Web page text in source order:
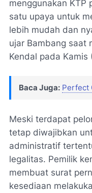
menggunakan KTP
satu upaya untuk
lebih mudah dan
ujar Bambang saat
Kendal pada Kamis
Baca Juga: Perfect
Meski terdapat
tetap diwajibkan
administratif
legalitas. Pemilik
membuat surat
kesediaan